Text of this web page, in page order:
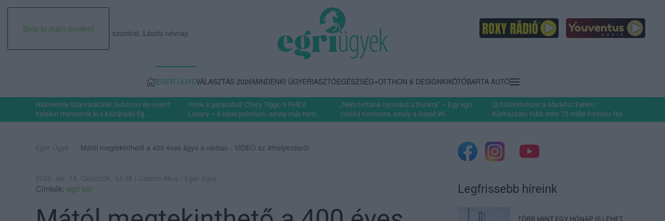
Skip to main content
2026. augusztus 08., szombat, László névnap
EGER ÜGYEVÁLASZTÁS 2026MINDENKI ÜGYERIASZTÓEGÉSZSÉG+OTTHON & DESIGNKIKÖTŐBARTA AUTÓ
Halmentés Szarvaskőnél: őshonos és védett
halakat mentettek ki a kiszáradó Eg...
Hírek a garázsból: Chery Tiggo 9 PHEV
Luxury – A kínai prémium, amely már nem...
„Nem tettünk nyomást a fiunkra” – Egy egri
család története, amely a Rapid Wi...
Új hűtőrendszer a Markhot Ferenc
Kórházban: több mint 70 millió forintos fejl...
Eger Ügye Mától megtekinthető a 400 éves ágyú a várban - VIDEÓ az áthelyezésről
2022. okt. 13. Csütörtök, 14:56 | Csarnó Ákos | Eger ügye
Címkék: egri vár Legfrissebb híreink
TÖBB MINT EGY HÓNAP IS LEHET,